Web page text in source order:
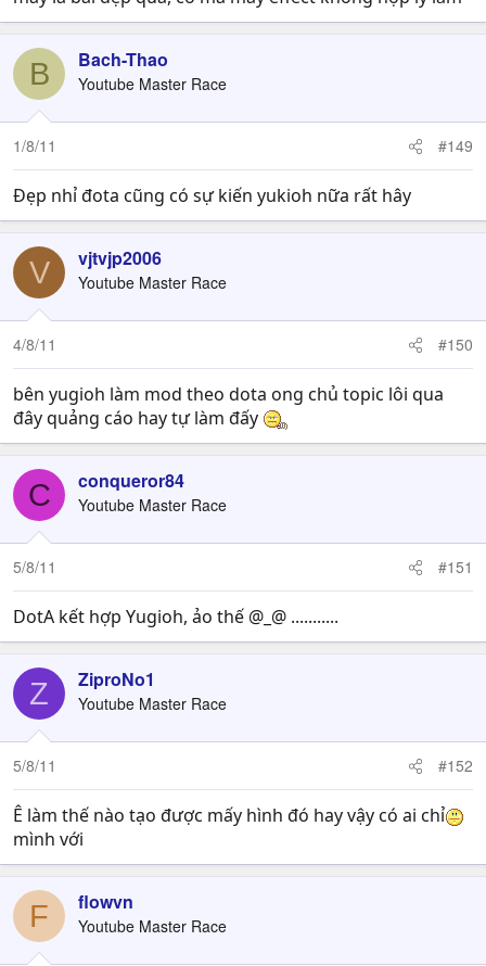
B Bach-Thao
Youtube Master Race
1/8/11 #149
Đẹp nhỉ đota cũng có sự kiến yukioh nữa rất hây
V vjtvjp2006
Youtube Master Race
4/8/11 #150
bên yugioh làm mod theo dota ong chủ topic lôi qua
đây quảng cáo hay tự làm đấy
C conqueror84
Youtube Master Race
5/8/11 #151
DotA kết hợp Yugioh, ảo thế @_@ ...........
Z ZiproNo1
Youtube Master Race
5/8/11 #152
Ê làm thế nào tạo được mấy hình đó hay vậy có ai chỉ
mình với
F flowvn
Youtube Master Race